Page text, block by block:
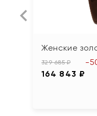
Женские
329 685 ₽
164 843 ₽
-